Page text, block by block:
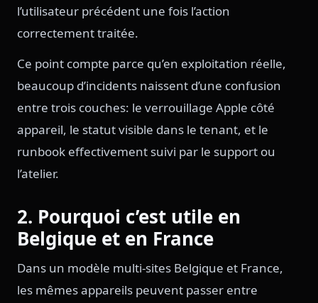
l’utilisateur précédent une fois l’action
correctement traitée.
Ce point compte parce qu’en exploitation réelle,
beaucoup d’incidents naissent d’une confusion
entre trois couches: le verrouillage Apple côté
appareil, le statut visible dans le tenant, et le
runbook effectivement suivi par le support ou
l’atelier.
2. Pourquoi c’est utile en
Belgique et en France
Dans un modèle multi-sites Belgique et France,
les mêmes appareils peuvent passer entre